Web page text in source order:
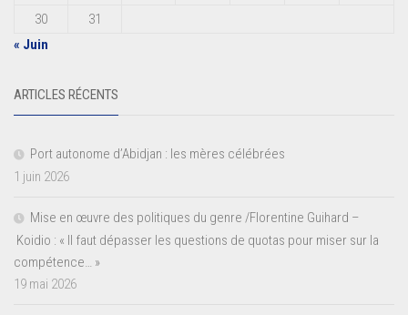
30
31
« Juin
ARTICLES RÉCENTS
Port autonome d’Abidjan : les mères célébrées
1 juin 2026
Mise en œuvre des politiques du genre /Florentine Guihard –
Koidio : « Il faut dépasser les questions de quotas pour miser sur la
compétence… »
19 mai 2026